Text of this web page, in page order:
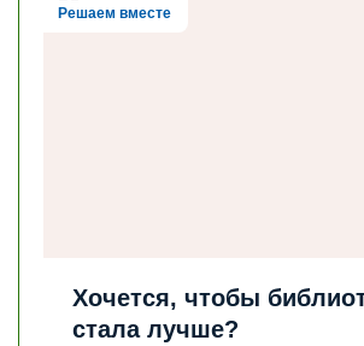
Решаем вместе
Хочется, чтобы
стала лучше?